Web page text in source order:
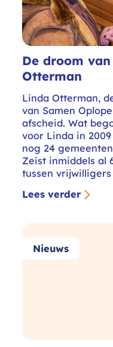
De droom
Otterman
Linda Otterman,
van Samen
afscheid. Wat
voor Linda in
nog 24
Zeist inmiddels al
tussen
Lees verder
Nieuws